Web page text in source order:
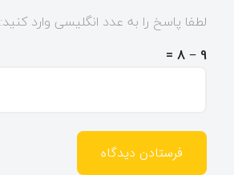
لطفا پاسخ را به عدد انگلیسی وارد کنید:
9 − 8 =